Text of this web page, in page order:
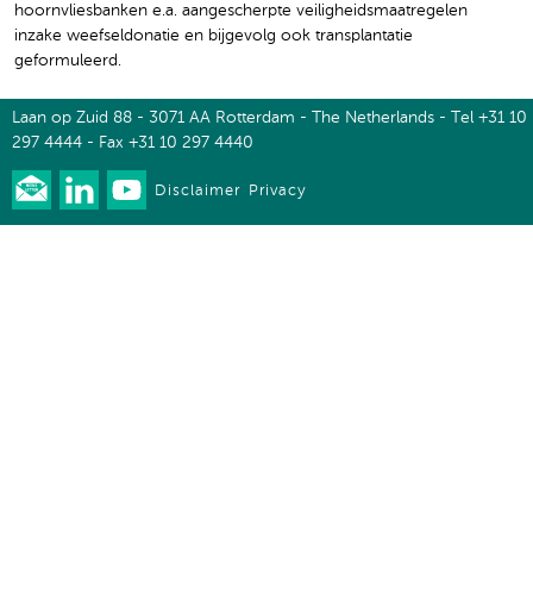
hoornvliesbanken e.a. aangescherpte veiligheidsmaatregelen
inzake weefseldonatie en bijgevolg ook transplantatie
geformuleerd.
Laan op Zuid 88 - 3071 AA Rotterdam - The Netherlands - Tel +31 10
297 4444 - Fax +31 10 297 4440
Disclaimer Privacy